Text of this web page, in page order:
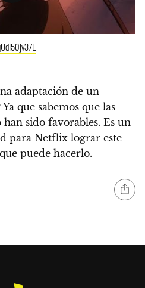
adaptación de un
Ya que sabemos que las
sido favorables. Es un
para Netflix lograr este
puede hacerlo.